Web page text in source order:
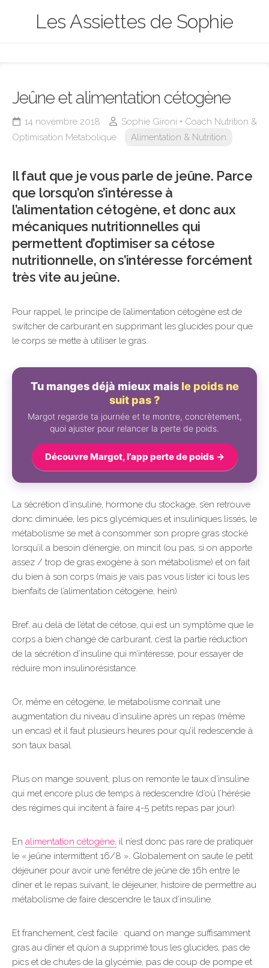
Les Assiettes de Sophie
Jeûne et alimentation cétogène
14 novembre 2018
Sophie Gironi • Coach Nutrition &
Optimisation Métabolique
Alimentation & Nutrition
Il faut que je vous parle de jeûne. Parce
que lorsqu’on s’intéresse à
l’alimentation cétogène, et donc aux
mécaniques nutritionnelles qui
permettent d’optimiser sa cétose
nutritionnelle, on s’intéresse forcément
très vite au jeûne.
Pour rappel, le principe de l’alimentation cétogène est de
switcher de carburant en supprimant les glucides pour que
le corps se mette à utiliser le gras.
Tu manges déjà mieux mais le poids ne
suit pas ?
Margot regarde ta journée et te montre, concrètement,
quoi ajuster pour relancer la perte de poids.
Découvre Margot, l’app perte de poids →
La sécrétion d’insuline, hormone du stockage, s’en retrouve
donc diminuée, les pics glycémiques et insuliniques lissés, le
métabolisme se met à consommer son propre gras stocké
lorsqu’il a besoin d’énergie, on mincit (ou pas, si on apporte
assez / trop de gras exogène à son métabolisme) et on fait
du bien à son corps (mais je vais pas vous lister ici tous les
bienfaits de l’alimentation cétogène, hein).
Bref, au delà de l’état de cétose, qui est un symptôme que le
corps a bien changé de carburant, c’est la partie réduction
de la sécrétion d’insuline qui m’intéresse, pour essayer de
réduire mon insulinorésistance.
Or, même en cétogène, le métabolisme connaît une
augmentation du niveau d’insuline après un repas (même
un encas) et il faut plusieurs heures pour qu’il redescende à
son taux basal.
Plus on mange souvent, plus on remonte le taux d’insuline
qui met encore plus de temps à redescendre (d’où l’hérésie
des régimes qui incitent à faire 4-5 petits repas par jour).
En alimentation cétogène, il n’est donc pas rare de pratiquer
le « jeûne intermittent 16/8 ». Globalement on saute le petit
déjeuner pour avoir une fenêtre de jeûne de 16h entre le
dîner et le repas suivant, le déjeuner, histoire de permettre au
métabolisme de faire descendre le taux d’insuline.
Et franchement, c’est facile : quand on mange suffisamment
gras au dîner et qu’on a supprimé tous les glucides, pas de
pics et de chutes de la glycémie, pas de coup de pompe et